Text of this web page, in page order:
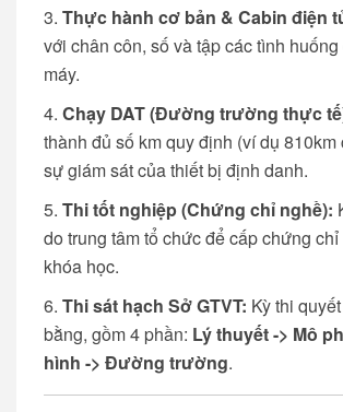
Thực hành cơ bản & Cabin điện
với chân côn, số và tập các tình
máy.
Chạy DAT (Đường trường thực
thành đủ số km quy định (ví dụ
sự giám sát của thiết bị định danh.
Thi tốt nghiệp (Chứng chỉ nghề):
do trung tâm tổ chức để cấp chứng
khóa học.
Thi sát hạch Sở GTVT: Kỳ thi
bằng, gồm 4 phần: Lý thuyết -> Mô
hình -> Đường trường.